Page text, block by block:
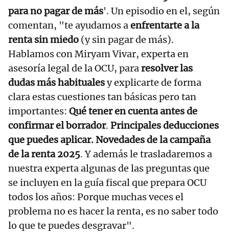
para no pagar de más'. Un episodio en el, según
comentan, "te ayudamos aenfrentarte a la
renta sin miedo (y sin pagar de más).
Hablamos con Miryam Vivar, experta en
asesoría legal de la OCU, pararesolver las
dudas más habitualesy explicarte de forma
clara estas cuestiones tan básicas pero tan
importantes: Qué tener en cuenta antes de
confirmar el borrador. Principales deducciones
que puedes aplicar. Novedades de la campaña
de la renta 2025. Y además le trasladaremos a
nuestra experta algunas de las preguntas que
se incluyen en la guía fiscal que prepara OCU
todos los años: Porque muchas veces el
problema no es hacer la renta, es no saber todo
lo que te puedes desgravar".